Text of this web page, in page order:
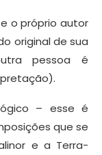
o próprio autor
original de sua
pessoa é
– esse é
que se
e a Terra-